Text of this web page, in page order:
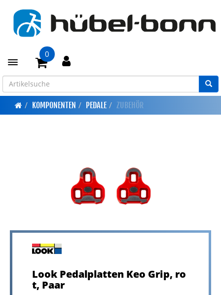
Toggle navigation
0
KOMPONENTEN PEDALE ZUBEHÖR
Look Pedalplatten Keo Grip, ro
t, Paar